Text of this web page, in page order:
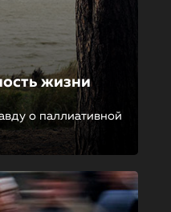
жизни
о паллиативной